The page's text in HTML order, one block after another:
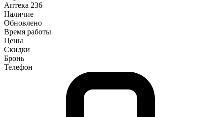
Аптека 236
Наличие
Обновлено
Время работы
Цены
Скидки
Бронь
Телефон